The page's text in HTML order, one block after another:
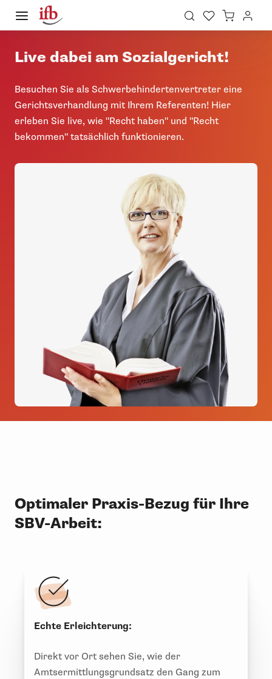
Live dabei am Sozialgericht!
Besuchen Sie als Schwerbehindertenvertreter eine
Gerichtsverhandlung mit Ihrem Referenten! Hier
erleben Sie live, wie "Recht haben" und "Recht
bekommen" tatsächlich funktionieren.
Optimaler Praxis-Bezug für Ihre
SBV-Arbeit:
Echte Erleichterung:
Direkt vor Ort sehen Sie, wie der
Amtsermittlungsgrundsatz den Gang zum